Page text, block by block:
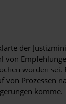
der
von
worden sei.
von Prozessen
komme.